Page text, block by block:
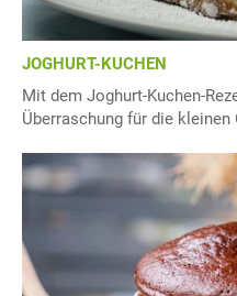
JOGHURT-KUCHEN
Mit dem Joghurt-Kuchen-
Überraschung für die kleinen